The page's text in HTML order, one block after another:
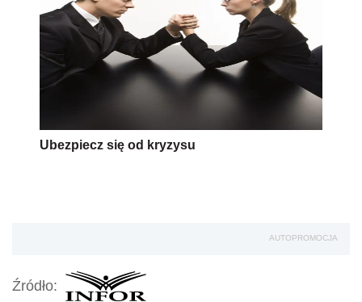
Ubezpiecz się od kryzysu
AUTOPROMOCJA
Źródło: